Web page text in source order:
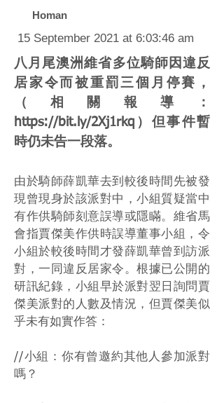
Homan
15 September 2021 at 6:03:46 am
八月尾澳洲維省多位騎師因違反
居家令而被重罰三個月停賽，
（相關報導：
https://bit.ly/2Xj1rkq ）但事件暫
時仍未告一段落。
由於騎師薛凱華去到較後時間先被發
現曾現身於該派對中，小組質疑當中
有作供騎師刻意誤導或隱瞞。維省馬
會指賈傑美作供時誤導董事小組，令
小組於較後時間才發薛凱華曾到訪派
對，一同違反居家令。根據已公開的
研訊紀錄，小組早於派對翌日詢問賈
傑美派對的人數及情況，但賈傑美似
乎未有如實作答：
//小組：你有曾邀約其他人參加派對
嗎？